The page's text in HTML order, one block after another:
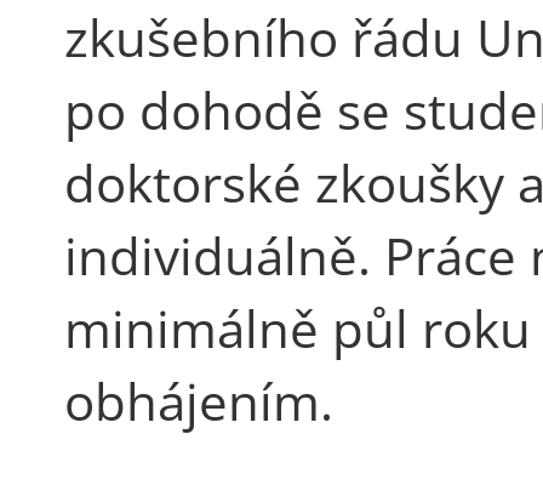
zkušebního řádu
po dohodě se
doktorské zkoušky
individuálně. Práce
minimálně půl
obhájením.